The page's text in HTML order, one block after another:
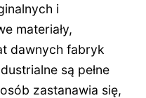
i
materiały,
dawnych fabryk
są pełne
zastanawia się,